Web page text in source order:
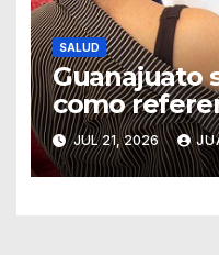
SALUD
Guanajuato
como
vacunación
JUL 21, 2026